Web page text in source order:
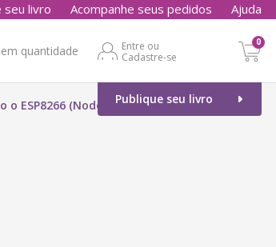
seu livro Acompanhe seus pedidos Ajuda
quantidade
Entre ou
Cadastre-se
0
Publique seu livro
(NodeMCU) programado no